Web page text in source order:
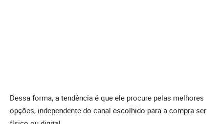
Dessa forma, a tendência é que ele procure pelas melhores
opções, independente do canal escolhido para a compra ser